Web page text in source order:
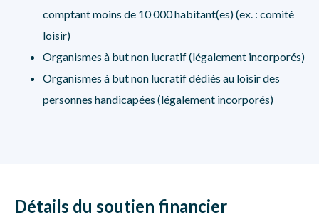
comptant moins de 10 000 habitant(es) (ex. : comité
loisir)
Organismes à but non lucratif (légalement incorporés)
Organismes à but non lucratif dédiés au loisir des
personnes handicapées (légalement incorporés)
Détails du soutien financier